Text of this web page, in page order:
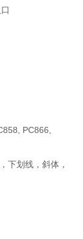
PC866,
下划线，斜体，